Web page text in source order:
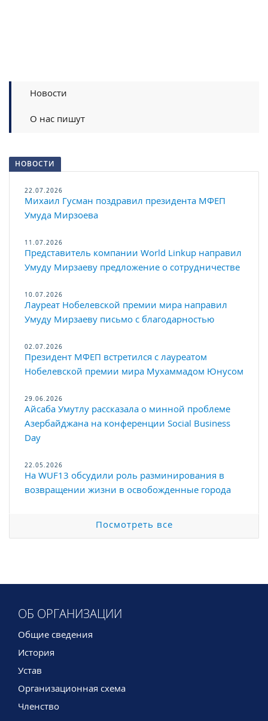
Новости
О нас пишут
НОВОСТИ
22.07.2026
Михаил Гусман поздравил президента МФЕП
Умуда Мирзоева
11.07.2026
Представитель компании World Linkup направил
Умуду Мирзаеву предложение о сотрудничестве
10.07.2026
Лауреат Нобелевской премии мира направил
Умуду Мирзаеву письмо с благодарностью
02.07.2026
Президент МФЕП встретился с лауреатом
Нобелевской премии мира Мухаммадом Юнусом
29.06.2026
Айсаба Умутлу рассказала о минной проблеме
Азербайджана на конференции Social Business
Day
22.05.2026
На WUF13 обсудили роль разминирования в
возвращении жизни в освобожденные города
Посмотреть все
ОБ ОРГАНИЗАЦИИ
Общие сведения
История
Устав
Организационная схема
Членство